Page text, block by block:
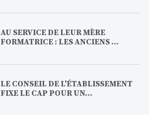
AU SERVICE DE LEUR MÈRE
FORMATRICE : LES ANCIENS ...
LE CONSEIL DE L'ÉTABLISSEMENT
FIXE LE CAP POUR UN...